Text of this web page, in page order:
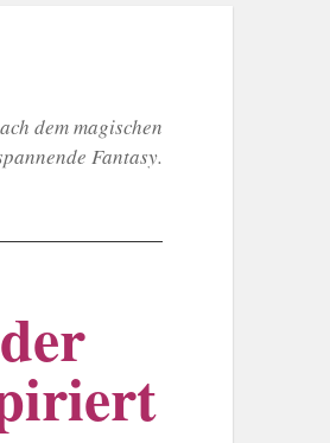
dem magischen
Fantasy.